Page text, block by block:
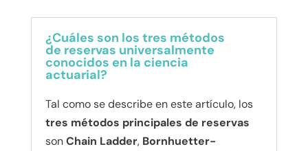
¿Cuáles son los tres métodos
de reservas universalmente
conocidos en la ciencia
actuarial?
Tal como se describe en este artículo, los
tres métodos principales de reservas
sonChain Ladder, Bornhuetter-